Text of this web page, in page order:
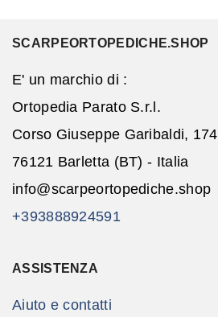
SCARPEORTOPEDICHE.SHOP
E' un marchio di :
Ortopedia Parato S.r.l.
Corso Giuseppe Garibaldi, 174
76121 Barletta (BT) - Italia
info@scarpeortopediche.shop
+393888924591
ASSISTENZA
Aiuto e contatti